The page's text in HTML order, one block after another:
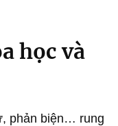
học và
phản biện… rung